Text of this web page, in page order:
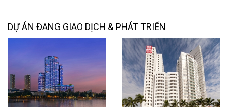
DỰ ÁN ĐANG GIAO DỊCH & PHÁT TRIỂN